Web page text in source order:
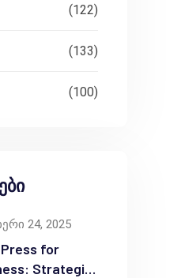
(122)
(133)
(100)
24, 2025
for
Strategic